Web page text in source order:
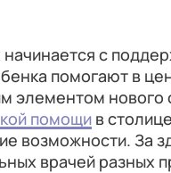
с
помогают в
элементом нового
помощи в
возможности. За
врачей разных